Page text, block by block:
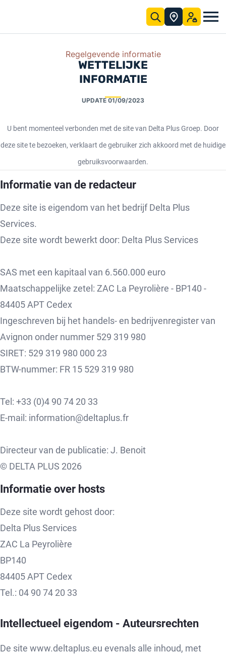
Regelgevende informatie
WETTELIJKE
INFORMATIE
UPDATE 01/09/2023
U bent momenteel verbonden met de site van Delta Plus Groep. Door
deze site te bezoeken, verklaart de gebruiker zich akkoord met de huidige
gebruiksvoorwaarden.
Informatie van de redacteur
Deze site is eigendom van het bedrijf Delta Plus
Services.
Deze site wordt bewerkt door: Delta Plus Services
SAS met een kapitaal van 6.560.000 euro
Maatschappelijke zetel: ZAC La Peyrolière - BP140 -
84405 APT Cedex
Ingeschreven bij het handels- en bedrijvenregister van
Avignon onder nummer 529 319 980
SIRET: 529 319 980 000 23
BTW-nummer: FR 15 529 319 980
Tel: +33 (0)4 90 74 20 33
E-mail: information@deltaplus.fr
Directeur van de publicatie: J. Benoit
© DELTA PLUS 2026
Informatie over hosts
Deze site wordt gehost door:
Delta Plus Services
ZAC La Peyrolière
BP140
84405 APT Cedex
Tel.: 04 90 74 20 33
Intellectueel eigendom - Auteursrechten
De site www.deltaplus.eu evenals alle inhoud, met